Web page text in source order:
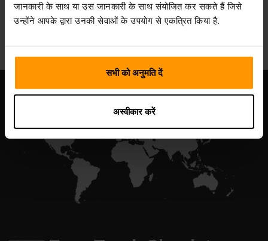
जानकारी के साथ या उस जानकारी के साथ संयोजित कर सकते हैं जिसे
उन्होंने आपके द्वारा उनकी सेवाओं के उपयोग से एकत्रित किया है.
सभी को अनुमति दें
अस्वीकार करें
All Games